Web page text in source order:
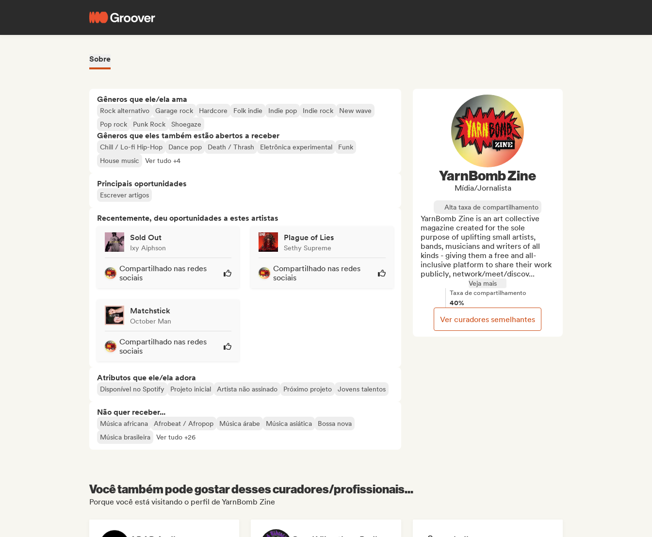
Sobre
Gêneros que ele/ela ama
Rock alternativo Garage rock Hardcore Folk indie Indie pop Indie rock
New wave
Pop rock
Punk Rock Shoegaze
Gêneros que eles também estão abertos a receber
Chill / Lo-fi Hip-Hop Dance pop Death / Thrash Eletrônica experimental
Funk
House music
Ver tudo +4
Principais oportunidades
Escrever artigos
Recentemente, deu oportunidades a estes artistas
Sold Out
Ixy Aiphson
Compartilhado nas redes
sociais
Plague of Lies
Sethy Supreme
Compartilhado nas redes
sociais
Matchstick
October Man
Compartilhado nas redes
sociais
Atributos que ele/ela adora
Disponível no Spotify Projeto inicial Artista não assinado Próximo projeto Jovens talentos
Não quer receber...
Música africana Afrobeat / Afropop Música árabe Música asiática
Bossa nova
Música brasileira
Ver tudo +26
YarnBomb Zine
Mídia/Jornalista
Alta taxa de compartilhamento
YarnBomb Zine is an art collective
magazine created for the sole
purpose of uplifting small artists,
bands, musicians and writers of all
kinds - giving them a free and all-
inclusive platform to share their work
publicly, network/meet/discov...
Veja mais
Taxa de compartilhamento
40%
Ver curadores semelhantes
Você também pode gostar desses curadores/profissionais...
Porque você está visitando o perfil de YarnBomb Zine